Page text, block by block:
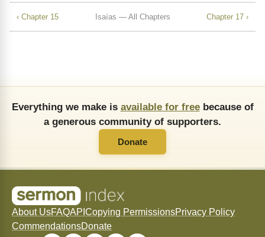
‹ Chapter 15 Isaías — All Chapters Chapter 17 ›
Everything we make is available for freebecause of
a generous community of supporters.
Donate
About UsFAQAPI Copying PermissionsPrivacy Policy
CommendationsDonate